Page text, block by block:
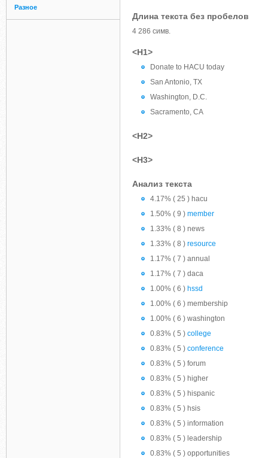
Разное
Длина текста без пробелов
4 286 симв.
<H1>
Donate to HACU today
San Antonio, TX
Washington, D.C.
Sacramento, CA
<H2>
<H3>
Анализ текста
4.17% ( 25 ) hacu
1.50% ( 9 ) member
1.33% ( 8 ) news
1.33% ( 8 ) resource
1.17% ( 7 ) annual
1.17% ( 7 ) daca
1.00% ( 6 ) hssd
1.00% ( 6 ) membership
1.00% ( 6 ) washington
0.83% ( 5 ) college
0.83% ( 5 ) conference
0.83% ( 5 ) forum
0.83% ( 5 ) higher
0.83% ( 5 ) hispanic
0.83% ( 5 ) hsis
0.83% ( 5 ) information
0.83% ( 5 ) leadership
0.83% ( 5 ) opportunities